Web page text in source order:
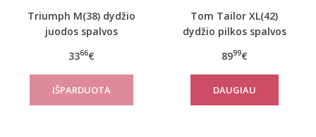
Triumph M(38) dydžio
juodos spalvos
marškinėliai women
move FLOW Tank Top
3366€
Tom Tailor XL(42)
dydžio pilkos spalvos
paltas Tom Tailor
10367
8999€
DAUGIAU